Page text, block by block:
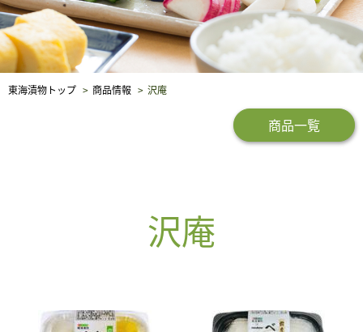
東海漬物トップ 商品情報 沢庵
商品一覧
沢庵